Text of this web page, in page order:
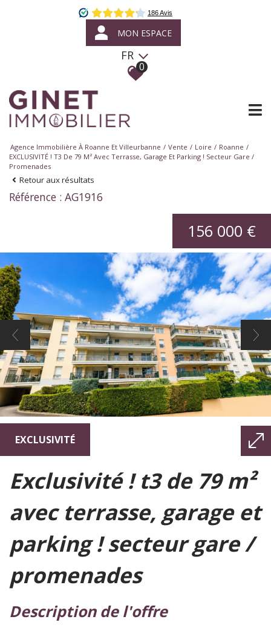
MON ESPACE
FR
0
Agence Immobilière À Roanne Et Villeurbanne Vente Loire
Roanne
EXCLUSIVITÉ ! T3 De 79 M² Avec Terrasse, Garage Et Parking ! Secteur Gare /
Promenades
Retour aux résultats
Référence : AG1916
EXCLUSIVITÉ
156 000 €
exclusivité ! t3 de 79 m²
avec terrasse, garage et
parking ! secteur gare /
promenades
description de l'offre